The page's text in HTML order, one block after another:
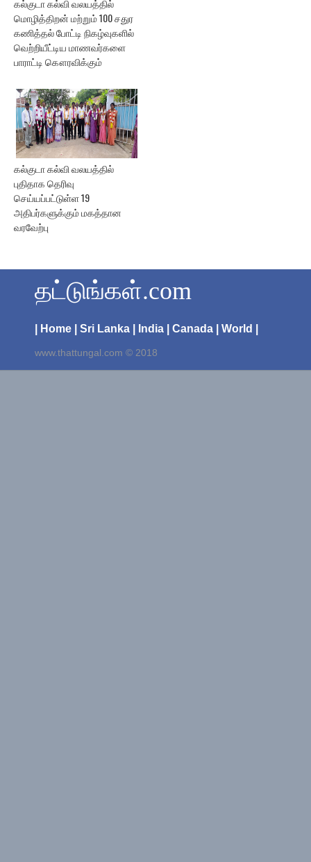
கல்குடா கல்வி வலயத்தில்
மொழித்திறன் மற்றும் 100 சதுர
கணித்தல் போட்டி நிகழ்வுகளில்
வெற்றியீட்டிய மாணவர்களை
பாராட்டி கௌரவிக்கும்
கல்குடா கல்வி வலயத்தில்
புதிதாக தெரிவு
செய்யப்பட்டுள்ள 19
அதிபர்களுக்கும் மகத்தான
வரவேற்பு
தட்டுங்கள்.com
| Home | Sri Lanka | India | Canada | World |
www.thattungal.com © 2018